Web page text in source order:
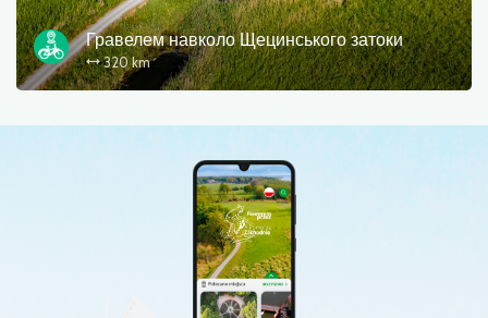
Гравелем навколо Щецинського затоки
320 km